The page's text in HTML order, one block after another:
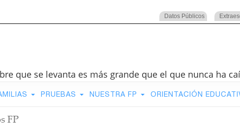
Datos Públicos
que se levanta es más grande que el que nunca ha
PRUEBAS NUESTRA FP ORIENTACIÓN
FP